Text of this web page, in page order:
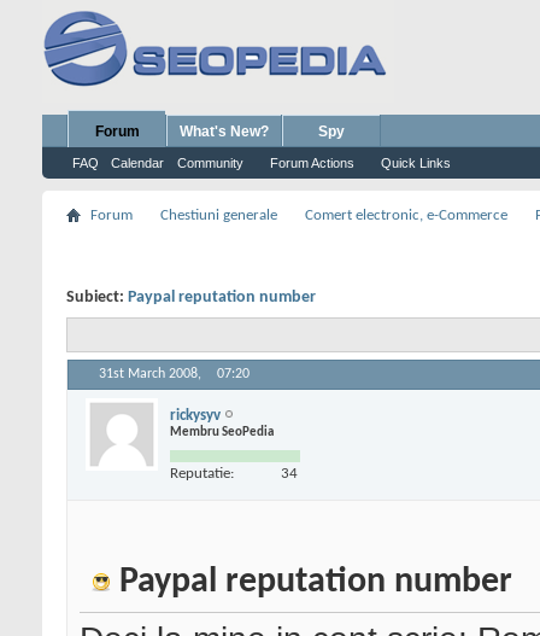
Forum
FAQ Calendar Community Forum Actions Quick Links
What's New? Spy
Forum Chestiuni generale Comert electronic, e-Commerce
Subiect: Paypal reputation number
31st March 2008, 07:20
rickysyv
Membru SeoPedia
Reputatie: 34
Paypal reputation number